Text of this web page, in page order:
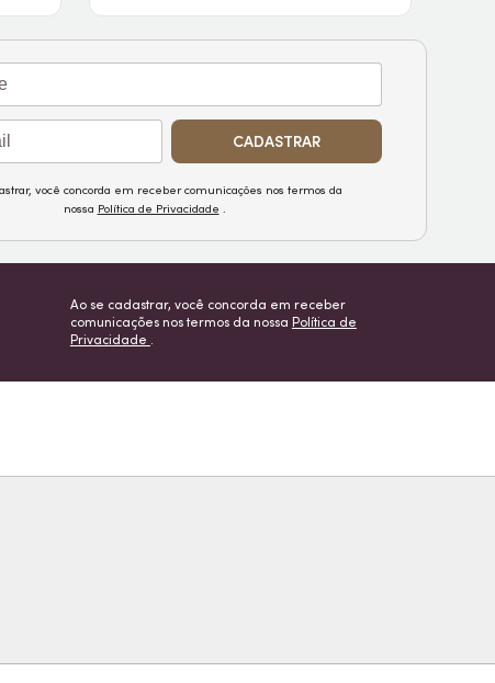
CADASTRAR
você concorda em receber comunicações nos termos da
nossa Política de Privacidade .
Ao se cadastrar, você concorda em receber
comunicações nos termos da nossa Política de
Privacidade .